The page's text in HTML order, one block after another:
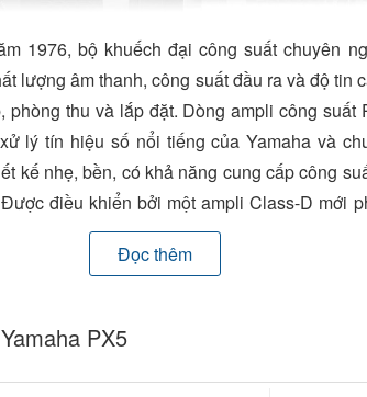
1976, bộ khuếch đại công suất chuyên
lượng âm thanh, công suất đầu ra và độ tin
thu và lắp đặt. Dòng ampli công suất
lý tín hiệu số nổi tiếng của Yamaha và
kế nhẹ, bền, có khả năng cung cấp công
điều khiển bởi một ampli Class-D mới
hợp với nhiều môi trường tăng cường âm
Đọc thêm
PX5